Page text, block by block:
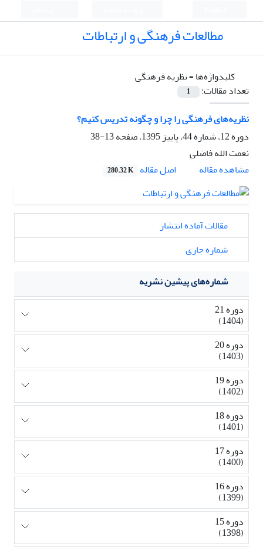
مطالعات فرهنگی و ارتباطات
کلیدواژه‌ها =نظریه فرهنگی
تعداد مقالات:
1
نظریه‌های فرهنگی را چرا و چگونه تدریس کنیم؟
دوره 12، شماره 44، پاییز 1395، صفحه
13-38
نعمت الله فاضلی
مشاهده مقاله
اصل مقاله 280.32 K
مقالات آماده انتشار
شماره جاری
شماره‌های پیشین نشریه
دوره 21
(1404)
دوره 20
(1403)
دوره 19
(1402)
دوره 18
(1401)
دوره 17
(1400)
دوره 16
(1399)
دوره 15
(1398)